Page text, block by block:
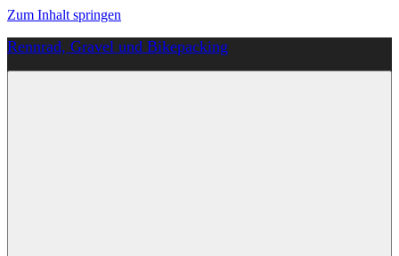
Zum Inhalt springen
Rennrad, Gravel und Bikepacking